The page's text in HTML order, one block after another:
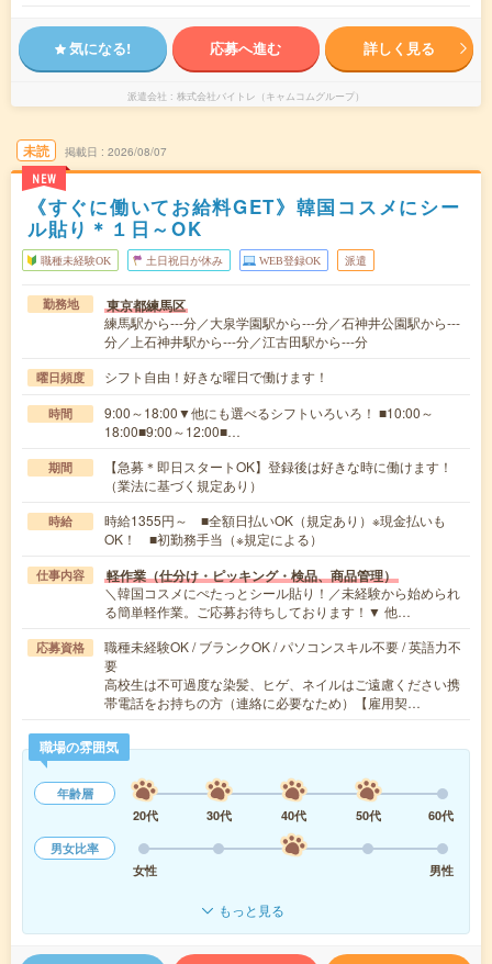
気になる! 応募へ進む 詳しく見る
派遣会社 株式会社バイトレ（キャムコムグループ）
未読
NEW
掲載日 2026/08/07
《すぐに働いてお給料GET》韓国コスメにシー
ル貼り＊１日～OK
職種未経験OK 土日祝日が休み WEB登録OK 派遣
勤務地 東京都練馬区
練馬駅から---分／大泉学園駅から---分／石神井公園駅から---
分／上石神井駅から---分／江古田駅から---分
曜日頻度 シフト自由！好きな曜日で働けます！
時間
9:00～18:00▼他にも選べるシフトいろいろ！ ■10:00～
18:00■9:00～12:00■…
期間
【急募＊即日スタートOK】登録後は好きな時に働けます！
（業法に基づく規定あり）
時給
時給1355円～ ■全額日払いOK（規定あり）※現金払いも
OK！ ■初勤務手当（※規定による）
仕事内容 軽作業（仕分け・ピッキング・検品、商品管理）
＼韓国コスメにぺたっとシール貼り！／未経験から始められ
る簡単軽作業。ご応募お待ちしております！▼ 他…
応募資格
職種未経験OK / ブランクOK / パソコンスキル不要 / 英語力不
要
高校生は不可過度な染髪、ヒゲ、ネイルはご遠慮ください携
帯電話をお持ちの方（連絡に必要なため）【雇用契…
職場の雰囲気
年齢層
20代
30代 40代 50代
60代
男女比率
女性
男性
もっと見る